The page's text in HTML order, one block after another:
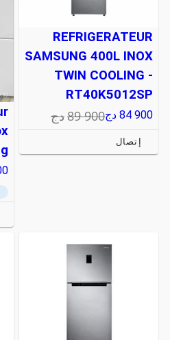
REFRIGERATEUR
SAMSUNG 400L INOX
TWIN COOLING -
RT40K5012SP
84 900 دج89 900دج
إتصال